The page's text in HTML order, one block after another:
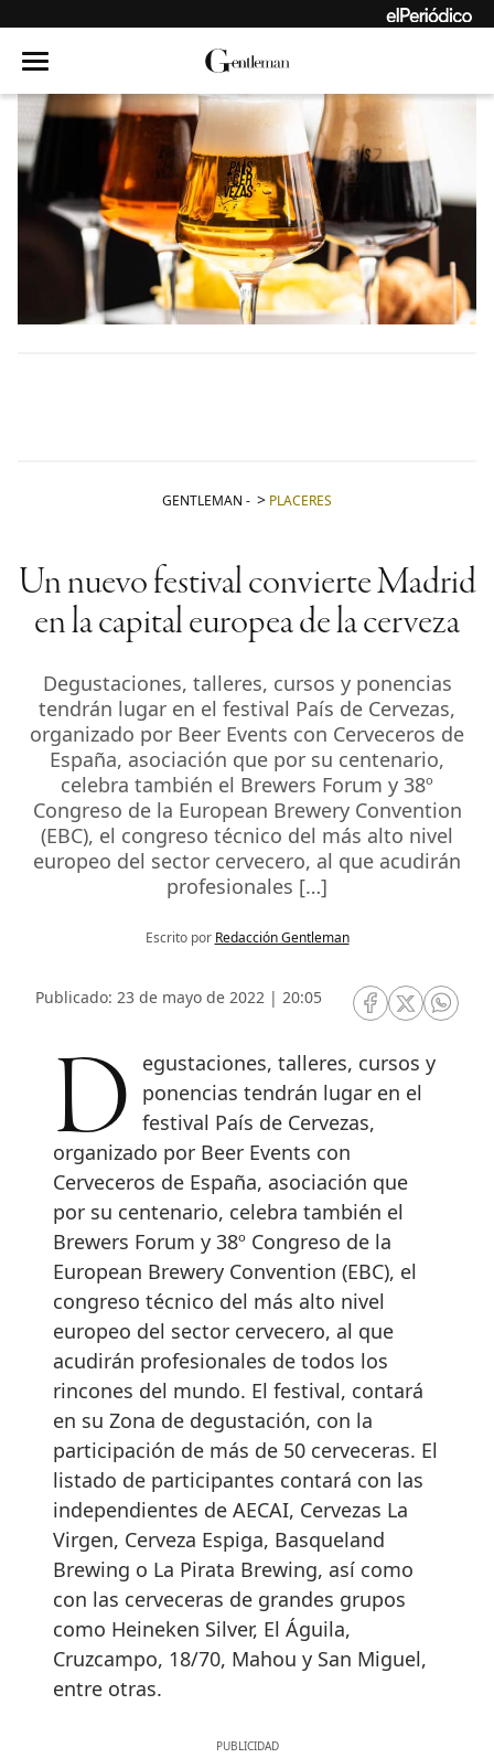
GENTLEMAN - PLACERES
Un nuevo festival convierte Madrid
en la capital europea de la cerveza
Degustaciones, talleres, cursos y ponencias
tendrán lugar en el festival País de Cervezas,
organizado por Beer Events con Cerveceros de
España, asociación que por su centenario,
celebra también el Brewers Forum y 38º
Congreso de la European Brewery Convention
(EBC), el congreso técnico del más alto nivel
europeo del sector cervecero, al que acudirán
profesionales […]
Escrito por Redacción Gentleman
Publicado: 23 de mayo de 2022 | 20:05
RRSS Facebook
RRSSRRSS
Degustaciones, talleres, cursos y
ponencias tendrán lugar en el
festival País de Cervezas,
organizado por Beer Events con
Cerveceros de España, asociación que
por su centenario, celebra también el
Brewers Forum y 38º Congreso de la
European Brewery Convention (EBC), el
congreso técnico del más alto nivel
europeo del sector cervecero, al que
acudirán profesionales de todos los
rincones del mundo. El festival, contará
en su Zona de degustación, con la
participación de más de 50 cerveceras. El
listado de participantes contará con las
independientes de AECAI, Cervezas La
Virgen, Cerveza Espiga, Basqueland
Brewing o La Pirata Brewing, así como
con las cerveceras de grandes grupos
como Heineken Silver, El Águila,
Cruzcampo, 18/70, Mahou y San Miguel,
entre otras.